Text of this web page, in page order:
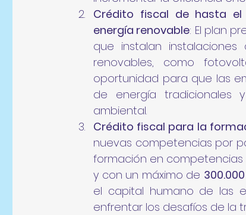
Crédito fiscal de hasta el
energía renovable: El plan
que instalan
renovables, como
oportunidad para que las
de energía tradicionales
ambiental.
Crédito fiscal para la
nuevas competencias por
formación en competencias
y con un máximo de
el capital humano de las
enfrentar los desafíos de la